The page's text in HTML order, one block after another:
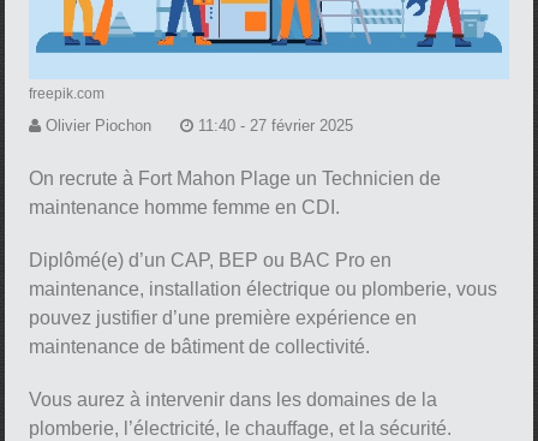
freepik.com
Olivier Piochon 11:40 - 27 février 2025
On recrute à Fort Mahon Plage un Technicien de
maintenance homme femme en CDI.
Diplômé(e) d’un CAP, BEP ou BAC Pro en
maintenance, installation électrique ou plomberie, vous
pouvez justifier d’une première expérience en
maintenance de bâtiment de collectivité.
Vous aurez à intervenir dans les domaines de la
plomberie, l’électricité, le chauffage, et la sécurité.